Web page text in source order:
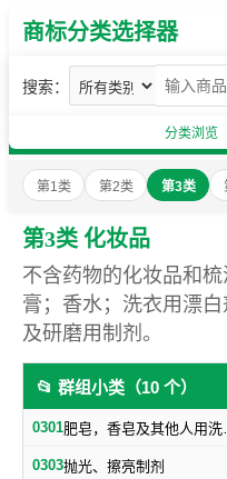
商标分类选择器
搜索：
分类浏览
第1类 第2类 第3类
第3类 化妆品
不含药物的化妆品和
膏；香水；洗衣用漂
及研磨用制剂。
📂 群组小类（10 个）
0301 肥皂，香
0303抛光、擦亮制剂